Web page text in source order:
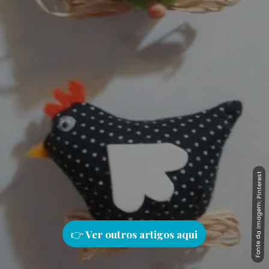
👉Ver outros artigos aqui Fonte da imagem: Pinterest
Fonte da imagem: Pinterest